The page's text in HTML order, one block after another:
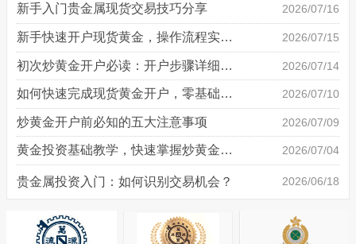
新手入门贵金属现货交易技巧分享 2026/07/16
新手快速开户现货黄金，操作流程实操详解 2026/07/15
初次炒黄金开户必读：开户步骤详细说明 2026/07/14
如何快速完成现货黄金开户，零基础也能轻松上手 2026/07/10
炒黄金开户前必知的五大注意事项 2026/07/09
黄金投资基础教学，快速掌握炒黄金技巧 2026/07/04
贵金属投资入门：如何识别交易机会？ 2026/06/18